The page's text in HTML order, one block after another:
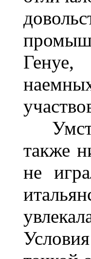
Генуе,
также
не